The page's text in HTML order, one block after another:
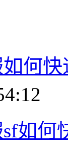
何
如何